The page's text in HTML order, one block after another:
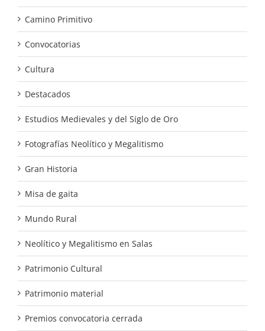
Camino Primitivo
Convocatorias
Cultura
Destacados
Estudios Medievales y del Siglo de Oro
Fotografías Neolítico y Megalitismo
Gran Historia
Misa de gaita
Mundo Rural
Neolítico y Megalitismo en Salas
Patrimonio Cultural
Patrimonio material
Premios convocatoria cerrada